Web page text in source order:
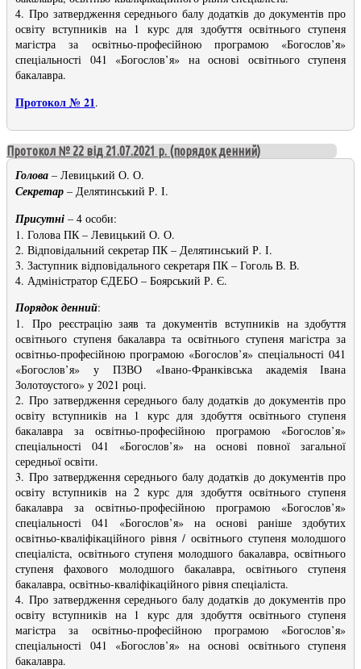
4. Про затвердження середнього балу додатків до документів про
освіту вступників на 1 курс для здобуття освітнього ступеня
магістра за освітньо-професійною програмою «Богослов’я»
спеціальності 041 «Богослов’я» на основі освітнього ступеня
бакалавра.
Протокол № 21.
Протокол № 22 від 21.07.2021 р. (порядок денний)
Голова – Левицький О. О.
Секретар – Делятинський Р. І.
Присутні – 4 особи:
1. Голова ПК – Левицький О. О.
2. Відповідальний секретар ПК – Делятинський Р. І.
3. Заступник відповідального секретаря ПК – Гоголь В. В.
4. Адміністратор ЄДЕБО – Боярський Р. Є.
Порядок денний:
1. Про реєстрацію заяв та документів вступників на здобуття
освітнього ступеня бакалавра та освітнього ступеня магістра за
освітньо-професійною програмою «Богослов’я» спеціальності 041
«Богослов’я» у ПЗВО «Івано-Франківська академія Івана
Золотоустого» у 2021 році.
2. Про затвердження середнього балу додатків до документів про
освіту вступників на 1 курс для здобуття освітнього ступеня
бакалавра за освітньо-професійною програмою «Богослов’я»
спеціальності 041 «Богослов’я» на основі повної загальної
середньої освіти.
3. Про затвердження середнього балу додатків до документів про
освіту вступників на 2 курс для здобуття освітнього ступеня
бакалавра за освітньо-професійною програмою «Богослов’я»
спеціальності 041 «Богослов’я» на основі раніше здобутих
освітньо-кваліфікаційного рівня / освітнього ступеня молодшого
спеціаліста, освітнього ступеня молодшого бакалавра, освітнього
ступеня фахового молодшого бакалавра, освітнього ступеня
бакалавра, освітньо-кваліфікаційного рівня спеціаліста.
4. Про затвердження середнього балу додатків до документів про
освіту вступників на 1 курс для здобуття освітнього ступеня
магістра за освітньо-професійною програмою «Богослов’я»
спеціальності 041 «Богослов’я» на основі освітнього ступеня
бакалавра.